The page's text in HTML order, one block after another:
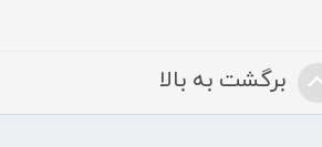
برگشت به بالا